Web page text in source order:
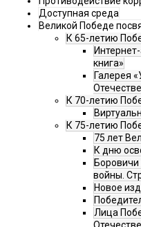
Доступная среда
Великой Победе
К 65-летию
книга»
Галерея
К 70-летию
К 75-летию
75 лет
К дню
войны.
Новое
Лица